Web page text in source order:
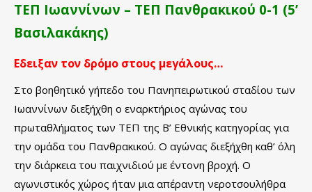
ΤΕΠ Ιωαννίνων – ΤΕΠ Πανθρακικού 0-1 (5’
Βασιλακάκης)
Εδειξαν τον δρόμο στους μεγάλους…
Στο βοηθητικό γήπεδο του Πανηπειρωτικού σταδίου των
Ιωαννίνων διεξήχθη ο εναρκτήριος αγώνας του
πρωταθλήματος των ΤΕΠ της Β’ Εθνικής κατηγορίας για
την ομάδα του Πανθρακικού. Ο αγώνας διεξήχθη καθ’ όλη
την διάρκεια του παιχνιδιού με έντονη βροχή. Ο
αγωνιστικός χώρος ήταν μια απέραντη νεροτσουλήθρα